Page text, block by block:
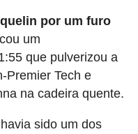
por um furo
um
que pulverizou a
Premier Tech e
na cadeira quente.
sido um dos